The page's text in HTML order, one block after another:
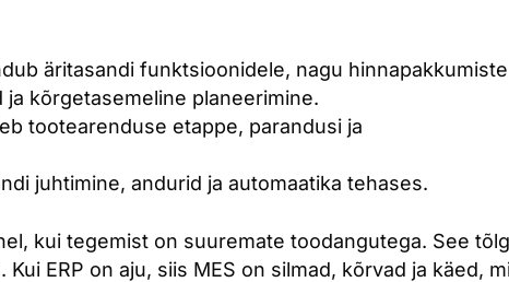
äritasandi funktsioonidele, nagu hinnapakkumiste
kõrgetasemeline planeerimine.
tootearenduse etappe, parandusi ja
juhtimine, andurid ja automaatika tehases.
kui tegemist on suuremate toodangutega. See
Kui ERP on aju, siis MES on silmad, kõrvad ja käed,